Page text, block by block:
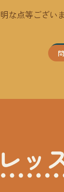
な点等ござい